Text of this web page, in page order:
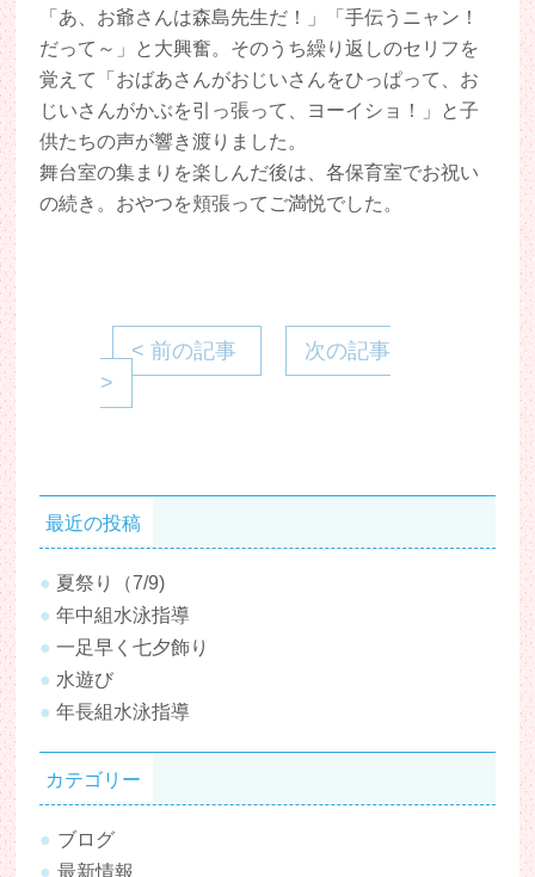
「あ、お爺さんは森島先生だ！」「手伝うニャン！
だって～」と大興奮。そのうち繰り返しのセリフを
覚えて「おばあさんがおじいさんをひっぱって、お
じいさんがかぶを引っ張って、ヨーイショ！」と子
供たちの声が響き渡りました。
舞台室の集まりを楽しんだ後は、各保育室でお祝い
の続き。おやつを頬張ってご満悦でした。
< 前の記事
次の記事
>
最近の投稿
夏祭り（7/9)
年中組水泳指導
一足早く七夕飾り
水遊び
年長組水泳指導
カテゴリー
ブログ
最新情報